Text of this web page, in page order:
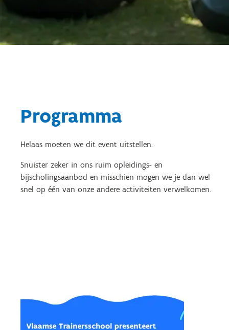
Programma
Helaas moeten we dit event uitstellen.
Snuister zeker in ons ruim opleidings- en
bijscholingsaanbod en misschien mogen we je dan wel
snel op één van onze andere activiteiten verwelkomen.